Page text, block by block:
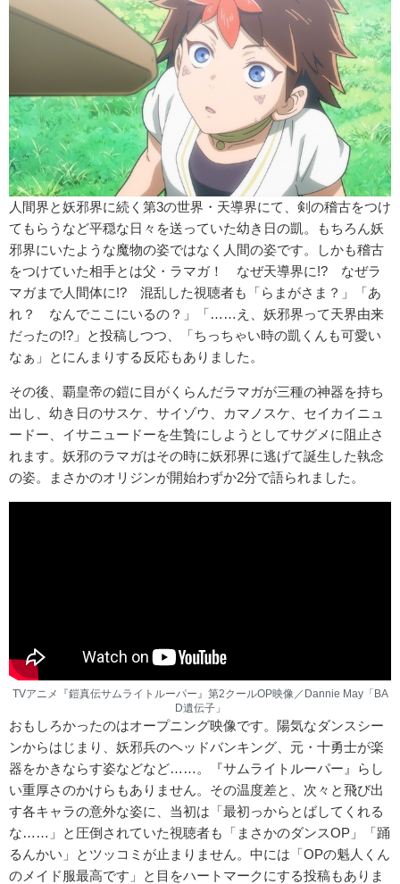
人間界と妖邪界に続く第3の世界・天導界にて、剣の稽古をつけ
てもらうなど平穏な日々を送っていた幼き日の凱。もちろん妖
邪界にいたような魔物の姿ではなく人間の姿です。しかも稽古
をつけていた相手とは父・ラマガ！ なぜ天導界に!? なぜラ
マガまで人間体に!? 混乱した視聴者も「らまがさま？」「あ
れ？ なんでここにいるの？」「……え、妖邪界って天界由来
だったの!?」と投稿しつつ、「ちっちゃい時の凱くんも可愛い
なぁ」とにんまりする反応もありました。
その後、覇皇帝の鎧に目がくらんだラマガが三種の神器を持ち
出し、幼き日のサスケ、サイゾウ、カマノスケ、セイカイニュ
ードー、イサニュードーを生贄にしようとしてサグメに阻止さ
れます。妖邪のラマガはその時に妖邪界に逃げて誕生した執念
の姿。まさかのオリジンが開始わずか2分で語られました。
TVアニメ『鎧真伝サムライトルーパー』第2クールOP映像／Dannie May「BA
D遺伝子」
おもしろかったのはオープニング映像です。陽気なダンスシー
ンからはじまり、妖邪兵のヘッドバンキング、元・十勇士が楽
器をかきならす姿などなど……。『サムライトルーパー』らし
い重厚さのかけらもありません。その温度差と、次々と飛び出
す各キャラの意外な姿に、当初は「最初っからとばしてくれる
な……」と圧倒されていた視聴者も「まさかのダンスOP」「踊
るんかい」とツッコミが止まりません。中には「OPの魁人くん
のメイド服最高です」と目をハートマークにする投稿もありま